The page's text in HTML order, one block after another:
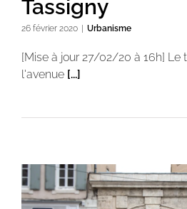
Tassigny
26 février 2020 Urbanisme
[Mise à jour 27/02/20 à 16h] Le
l'avenue [...]